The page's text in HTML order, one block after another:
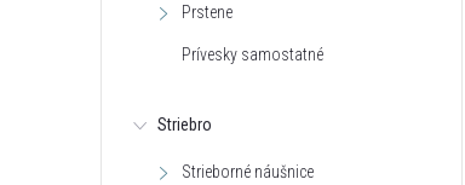
Prstene
Prívesky samostatné
Striebro
Strieborné náušnice